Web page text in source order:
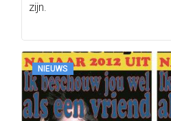
zijn.
NIEUWS